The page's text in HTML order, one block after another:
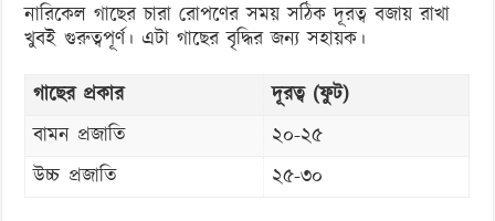
নারিকেল গাছের চারা রোপণের সময় সঠিক দূরত্ব বজায় রাখা
খুবই গুরুত্বপূর্ণ। এটা গাছের বৃদ্ধির জন্য সহায়ক।
গাছের প্রকার
দূরত্ব (ফুট)
বামন প্রজাতি
২০-২৫
উচ্চ প্রজাতি
২৫-৩০